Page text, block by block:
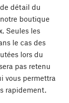
détail du
boutique
Seules les
le cas des
lors du
pas retenu
vous permettra
rapidement.